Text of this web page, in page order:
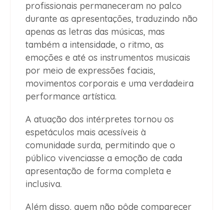
profissionais permaneceram no palco
durante as apresentações, traduzindo não
apenas as letras das músicas, mas
também a intensidade, o ritmo, as
emoções e até os instrumentos musicais
por meio de expressões faciais,
movimentos corporais e uma verdadeira
performance artística.
A atuação dos intérpretes tornou os
espetáculos mais acessíveis à
comunidade surda, permitindo que o
público vivenciasse a emoção de cada
apresentação de forma completa e
inclusiva.
Além disso, quem não pôde comparecer